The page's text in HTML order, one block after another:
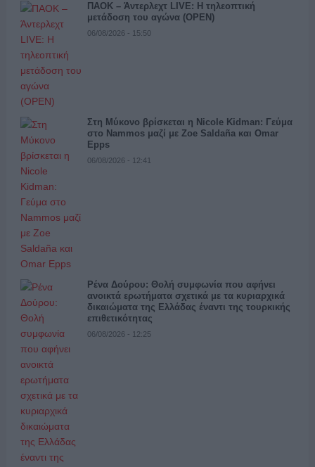
ΠΑΟΚ – Άντερλεχτ LIVE: Η τηλεοπτική
μετάδοση του αγώνα (OPEN)
06/08/2026 - 15:50
Στη Μύκονο βρίσκεται η Nicole Kidman: Γεύμα
στο Nammos μαζί με Zoe Saldaña και Omar
Epps
06/08/2026 - 12:41
Ρένα Δούρου: Θολή συμφωνία που αφήνει
ανοικτά ερωτήματα σχετικά με τα κυριαρχικά
δικαιώματα της Ελλάδας έναντι της τουρκικής
επιθετικότητας
06/08/2026 - 12:25